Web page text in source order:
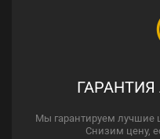
Мы гарантируем лучшие
Снизим цену,